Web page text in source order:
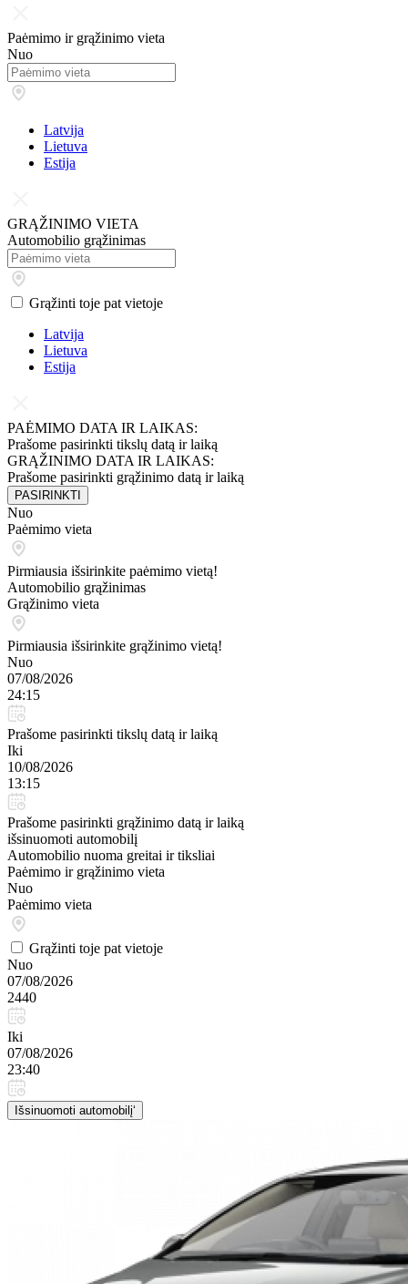
Paėmimo ir grąžinimo vieta
Nuo
Latvija
Lietuva
Estija
GRĄŽINIMO VIETA
Automobilio grąžinimas
Grąžinti toje pat vietoje
Latvija
Lietuva
Estija
PAĖMIMO DATA IR LAIKAS:
Prašome pasirinkti tikslų datą ir laiką
GRĄŽINIMO DATA IR LAIKAS:
Prašome pasirinkti grąžinimo datą ir laiką
PASIRINKTI
Nuo
Paėmimo vieta
Pirmiausia išsirinkite paėmimo vietą!
Automobilio grąžinimas
Grąžinimo vieta
Pirmiausia išsirinkite grąžinimo vietą!
Nuo
07/08/2026
24:15
Prašome pasirinkti tikslų datą ir laiką
Iki
10/08/2026
13:15
Prašome pasirinkti grąžinimo datą ir laiką
išsinuomoti automobilį
Automobilio nuoma greitai ir tiksliai
Paėmimo ir grąžinimo vieta
Nuo
Paėmimo vieta
Grąžinti toje pat vietoje
Nuo
07/08/2026
2440
Iki
07/08/2026
23:40
Išsinuomoti automobilį‘